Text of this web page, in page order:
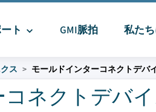
ト GMI脈拍 私た
ス モールドインターコネクトデバ
ネクトデバ